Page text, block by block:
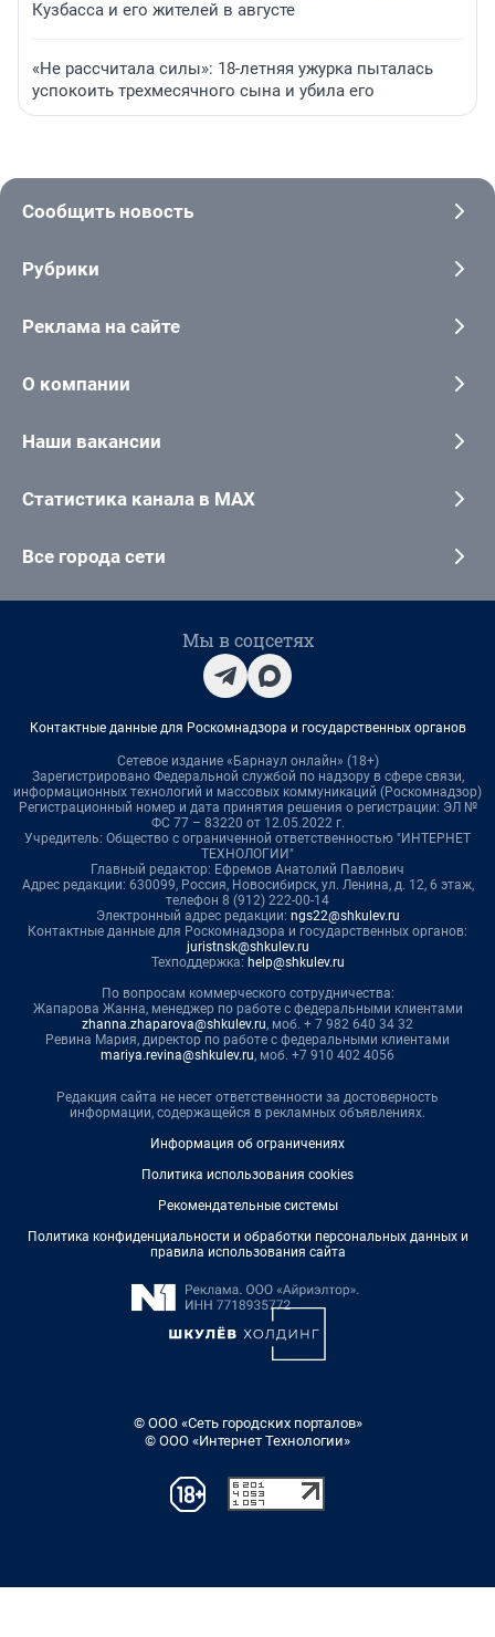
Кузбасса и его жителей в августе
«Не рассчитала силы»: 18-летняя ужурка пыталась
успокоить трехмесячного сына и убила его
Сообщить новость
Рубрики
Реклама на сайте
О компании
Наши вакансии
Статистика канала в MAX
Все города сети
Мы в соцсетях
Контактные данные для Роскомнадзора и государственных органов
Сетевое издание «Барнаул онлайн» (18+)
Зарегистрировано Федеральной службой по надзору в сфере связи,
информационных технологий и массовых коммуникаций (Роскомнадзор)
Регистрационный номер и дата принятия решения о регистрации: ЭЛ №
ФС 77 – 83220 от 12.05.2022 г.
Учредитель: Общество с ограниченной ответственностью "ИНТЕРНЕТ
ТЕХНОЛОГИИ"
Главный редактор: Ефремов Анатолий Павлович
Адрес редакции: 630099, Россия, Новосибирск, ул. Ленина, д. 12, 6 этаж,
телефон 8 (912) 222-00-14
Электронный адрес редакции: ngs22@shkulev.ru
Контактные данные для Роскомнадзора и государственных органов:
juristnsk@shkulev.ru
Техподдержка: help@shkulev.ru
По вопросам коммерческого сотрудничества:
Жапарова Жанна, менеджер по работе с федеральными клиентами
zhanna.zhaparova@shkulev.ru, моб. + 7 982 640 34 32
Ревина Мария, директор по работе с федеральными клиентами
mariya.revina@shkulev.ru, моб. +7 910 402 4056
Редакция сайта не несет ответственности за достоверность
информации, содержащейся в рекламных объявлениях.
Информация об ограничениях
Политика использования cookies
Рекомендательные системы
Политика конфиденциальности и обработки персональных данных и
правила использования сайта
© ООО «Сеть городских порталов»
© ООО «Интернет Технологии»